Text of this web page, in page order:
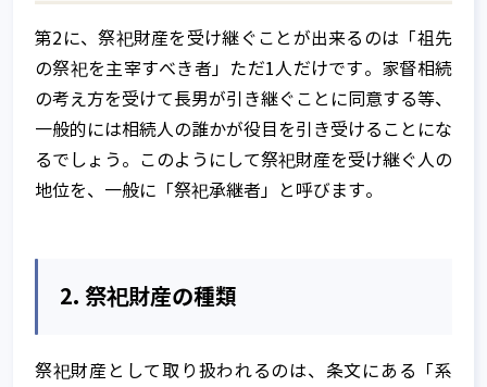
第2に、祭祀財産を受け継ぐことが出来るのは「祖先
の祭祀を主宰すべき者」ただ1人だけです。家督相続
の考え方を受けて長男が引き継ぐことに同意する等、
一般的には相続人の誰かが役目を引き受けることにな
るでしょう。このようにして祭祀財産を受け継ぐ人の
地位を、一般に「祭祀承継者」と呼びます。
2. 祭祀財産の種類
祭祀財産として取り扱われるのは、条文にある「系